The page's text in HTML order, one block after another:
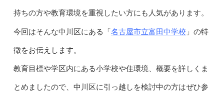
持ちの方や教育環境を重視したい方にも人気があります。
今回はそんな中川区にある「 名古屋市立富田中学校 」の特
徴をお伝えします。
教育目標や学区内にある小学校や住環境、概要を詳しくま
とめましたので、中川区に引っ越しを検討中の方はぜひ参